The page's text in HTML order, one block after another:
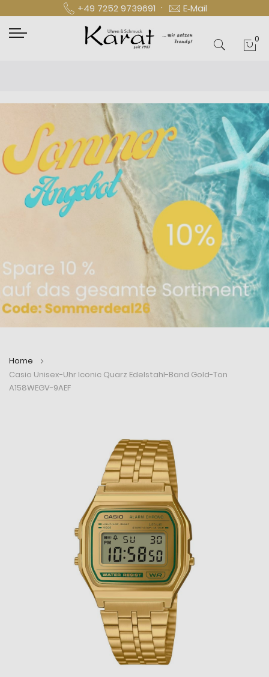
+49 7252 9739691 · E‑Mail
0
Home
Casio Unisex-Uhr Iconic Quarz Edelstahl-Band Gold-Ton
A158WEGV-9AEF